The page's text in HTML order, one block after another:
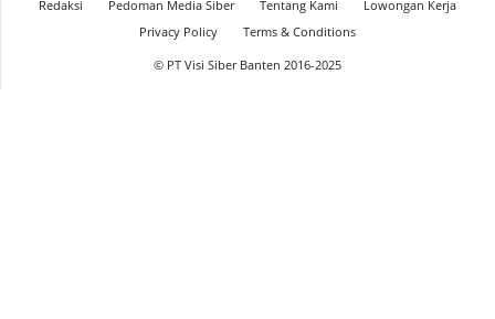
Redaksi Pedoman Media Siber Tentang Kami
Lowongan Kerja
Privacy Policy
Terms & Conditions
© PT Visi Siber Banten 2016-2025